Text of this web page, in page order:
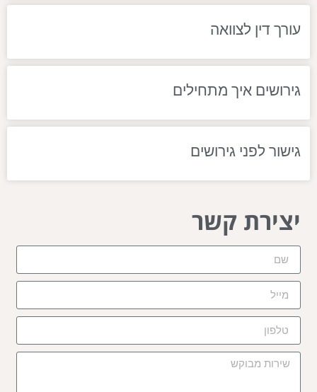
עורך דין לצוואה
גירושים איך מתחילים
גישור לפני גירושים
יצירת קשר